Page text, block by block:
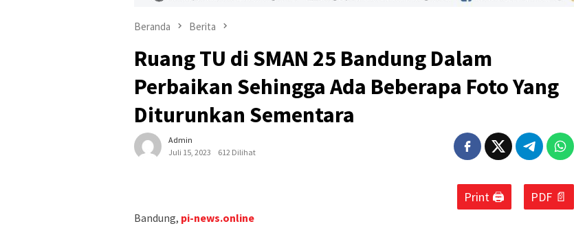
Beranda Berita
Ruang TU di SMAN 25 Bandung Dalam
Perbaikan Sehingga Ada Beberapa Foto Yang
Diturunkan Sementara
Admin
Juli 15, 2023
612 Dilihat
Print 🖨 PDF 📄
Bandung, pi-news.online